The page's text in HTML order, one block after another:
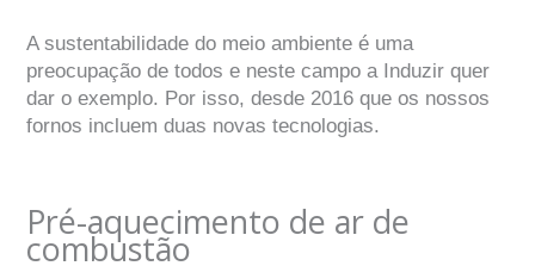
A sustentabilidade do meio ambiente é uma
preocupação de todos e neste campo a Induzir quer
dar o exemplo. Por isso, desde 2016 que os nossos
fornos incluem duas novas tecnologias.
Pré-aquecimento de ar de
combustão